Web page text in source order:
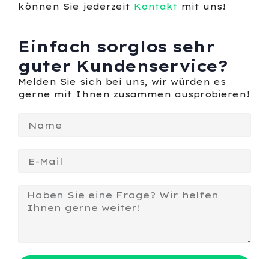
können Sie jederzeit Kontakt mit uns!
Einfach sorglos sehr
guter Kundenservice?
Melden Sie sich bei uns, wir würden es
gerne mit Ihnen zusammen ausprobieren!